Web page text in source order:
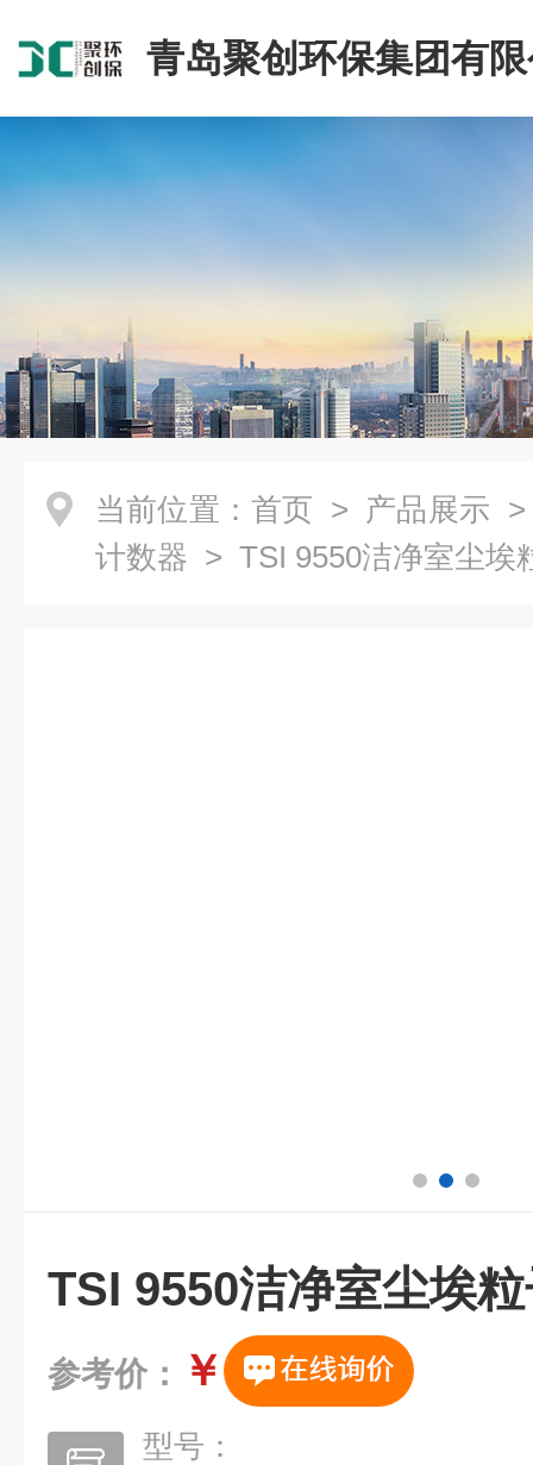
青岛聚创环保集团有
当前位置： 首页 > 产品展示
计数器 > TSI 9550洁净室尘埃
TSI 9550洁净室尘埃
参考价： ￥
型号：